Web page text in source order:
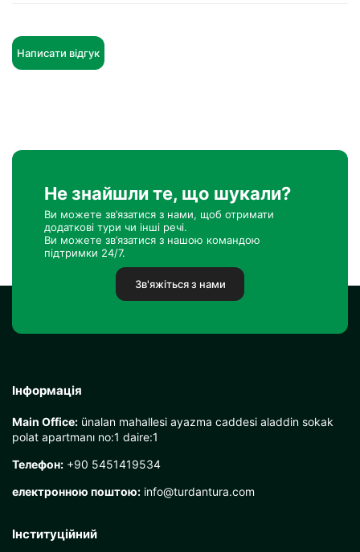
Написати відгук
Не знайшли те, що шукали?
Ви можете зв’язатися з нами, щоб отримати
додаткові тури чи інші речі.
Ви можете зв’язатися з нашою командою
підтримки 24/7.
Зв'яжіться з нами
Інформація
Main Office: ünalan mahallesi ayazma caddesi aladdin sokak
polat apartmanı no:1 daire:1
Телефон: +90 5451419534
електронною поштою: info@turdantura.com
Інституційний